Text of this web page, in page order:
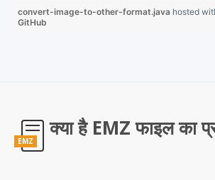
convert-image-to-other-format.java hosted
GitHub
EMZ
क्या है EMZ फाइल का